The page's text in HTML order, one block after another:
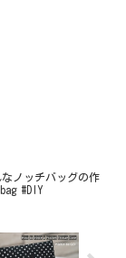
ノッチバッグの作
#DIY